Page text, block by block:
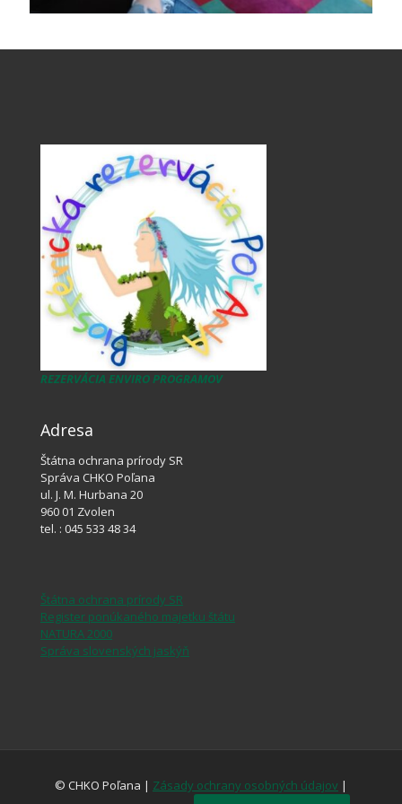
REZERVÁCIA ENVIRO PROGRAMOV
Adresa
Štátna ochrana prírody SR
Správa CHKO Poľana
ul. J. M. Hurbana 20
960 01 Zvolen
tel. : 045 533 48 34
Štátna ochrana prírody SR
Register ponúkaného majetku štátu
NATURA 2000
Správa slovenských jaskýň
© CHKO Poľana | Zásady ochrany osobných údajov |